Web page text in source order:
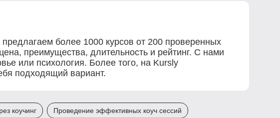
более 1000 курсов от 200 проверенных
преимущества, длительность и рейтинг. С нами
или психология. Более того, на Kursly
подходящий вариант.
коучинг Проведение эффективных коуч сессий